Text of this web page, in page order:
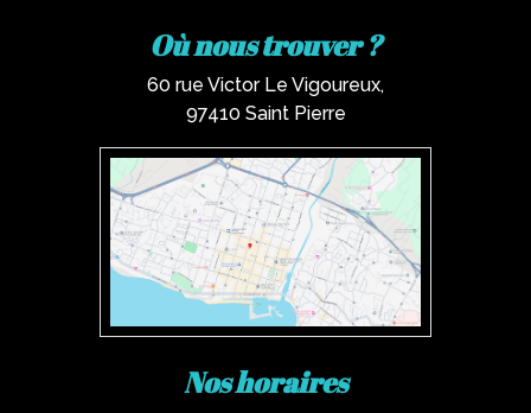
Où nous trouver ?
60 rue Victor Le Vigoureux,
97410 Saint Pierre
Nos horaires